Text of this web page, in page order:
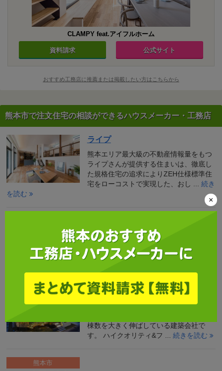
CLAMPY feat.アイフルホーム
資料請求 公式サイト
おすすめ工務店に推薦または掲載したい方はこちらから
熊本市で注文住宅の相談ができるハウスメーカー・工務店
ライプ
熊本エリア最大級の不動産情報量をもつ
ライプさんが提供する住まいは、徹底し
た規格住宅の追求によりZEH仕様標準住
宅をローコストで実現した、おし ... 続き
を読む
アイフルホーム熊本店は、CLMAPY ショ
ールームを起点に人生を豊かに変えるミ
ライリッチな住まいを提供しています。
七呂建設
七呂建設さんは完全自由設計と充実した
棟数を大きく伸ばしている建築会社で
す。 ハイクオリティ&フ ... 続きを読む
熊本市
×